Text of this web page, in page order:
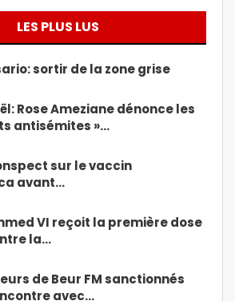
LES PLUS LUS
sortir de la zone grise
Rose Ameziane dénonce les
antisémites »…
sur le vaccin
avant…
VI reçoit la première dose
la…
de Beur FM sanctionnés
avec…